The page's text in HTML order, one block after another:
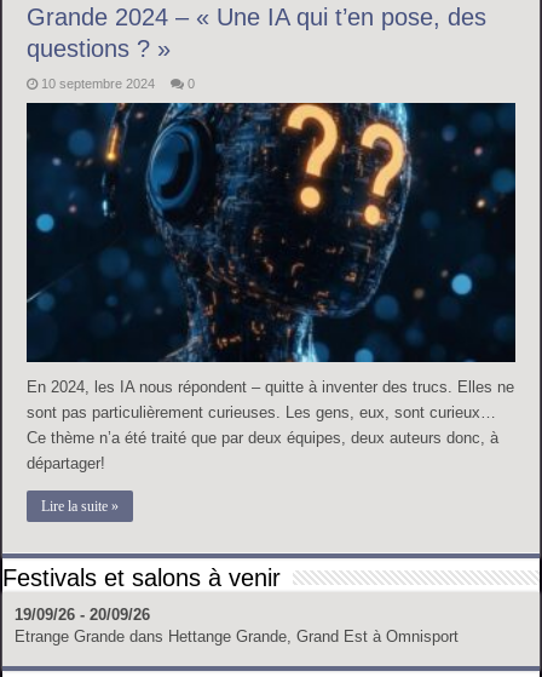
Grande 2024 – « Une IA qui t’en pose, des
questions ? »
10 septembre 2024 0
En 2024, les IA nous répondent – quitte à inventer des trucs. Elles ne
sont pas particulièrement curieuses. Les gens, eux, sont curieux…
Ce thème n’a été traité que par deux équipes, deux auteurs donc, à
départager!
Lire la suite »
Festivals et salons à venir
19/09/26 - 20/09/26
Etrange Grande dans Hettange Grande, Grand Est à Omnisport